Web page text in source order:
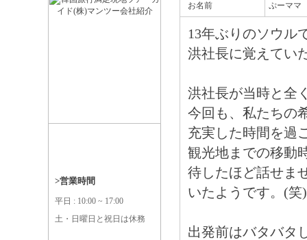
>営業時間
平日 : 10:00 ~ 17:00
土・日曜日と祝日は休務
お名前 ぷーママ
13年ぶりのソウル
洪社長に覚えてい
洪社長が当時と全
今回も、私たちの
充実した時間を過
観光地までの移動
待したほど話せま
いたようです。(笑)
出発前はバタバタ